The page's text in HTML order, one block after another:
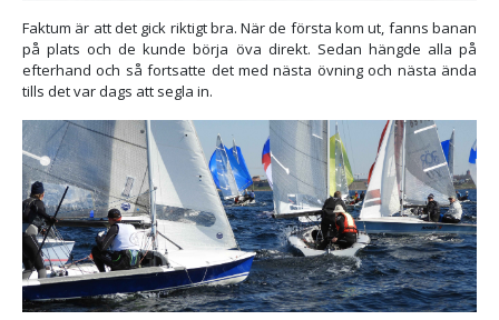
Faktum är att det gick riktigt bra. När de första kom ut, fanns banan
på plats och de kunde börja öva direkt. Sedan hängde alla på
efterhand och så fortsatte det med nästa övning och nästa ända
tills det var dags att segla in.